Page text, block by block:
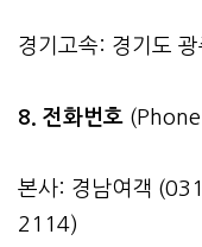
경기고속: 경기도
8. 전화번호
본사: 경남여객
2114)